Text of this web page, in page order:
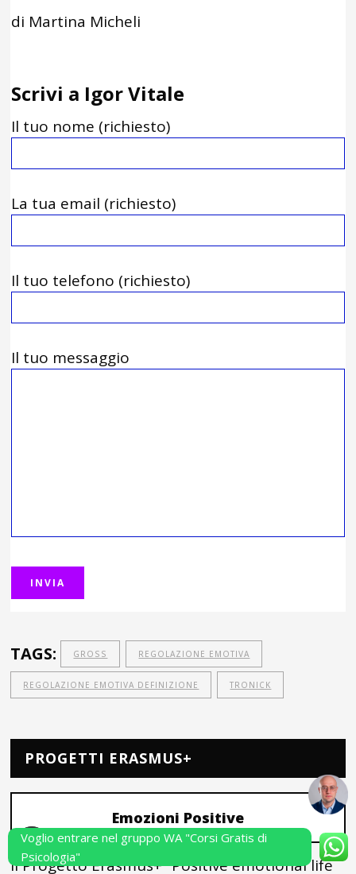
di Martina Micheli
Scrivi a Igor Vitale
Il tuo nome (richiesto)
La tua email (richiesto)
Il tuo telefono (richiesto)
Il tuo messaggio
TAGS: GROSS REGOLAZIONE EMOTIVA
REGOLAZIONE EMOTIVA DEFINIZIONE TRONICK
PROGETTI ERASMUS+
Emozioni Positive
Il Progetto Erasmus+ “Positive emotional life
Voglio entrare nel gruppo WA "Corsi Gratis di
Psicologia"